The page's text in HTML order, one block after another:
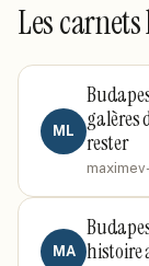
Les
ML
rester
MA
histoire